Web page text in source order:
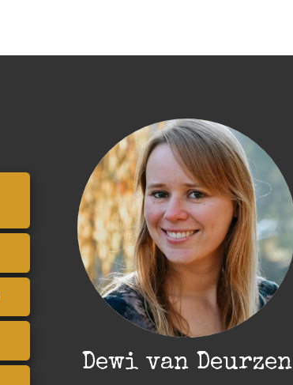
Dewi van Deurzen